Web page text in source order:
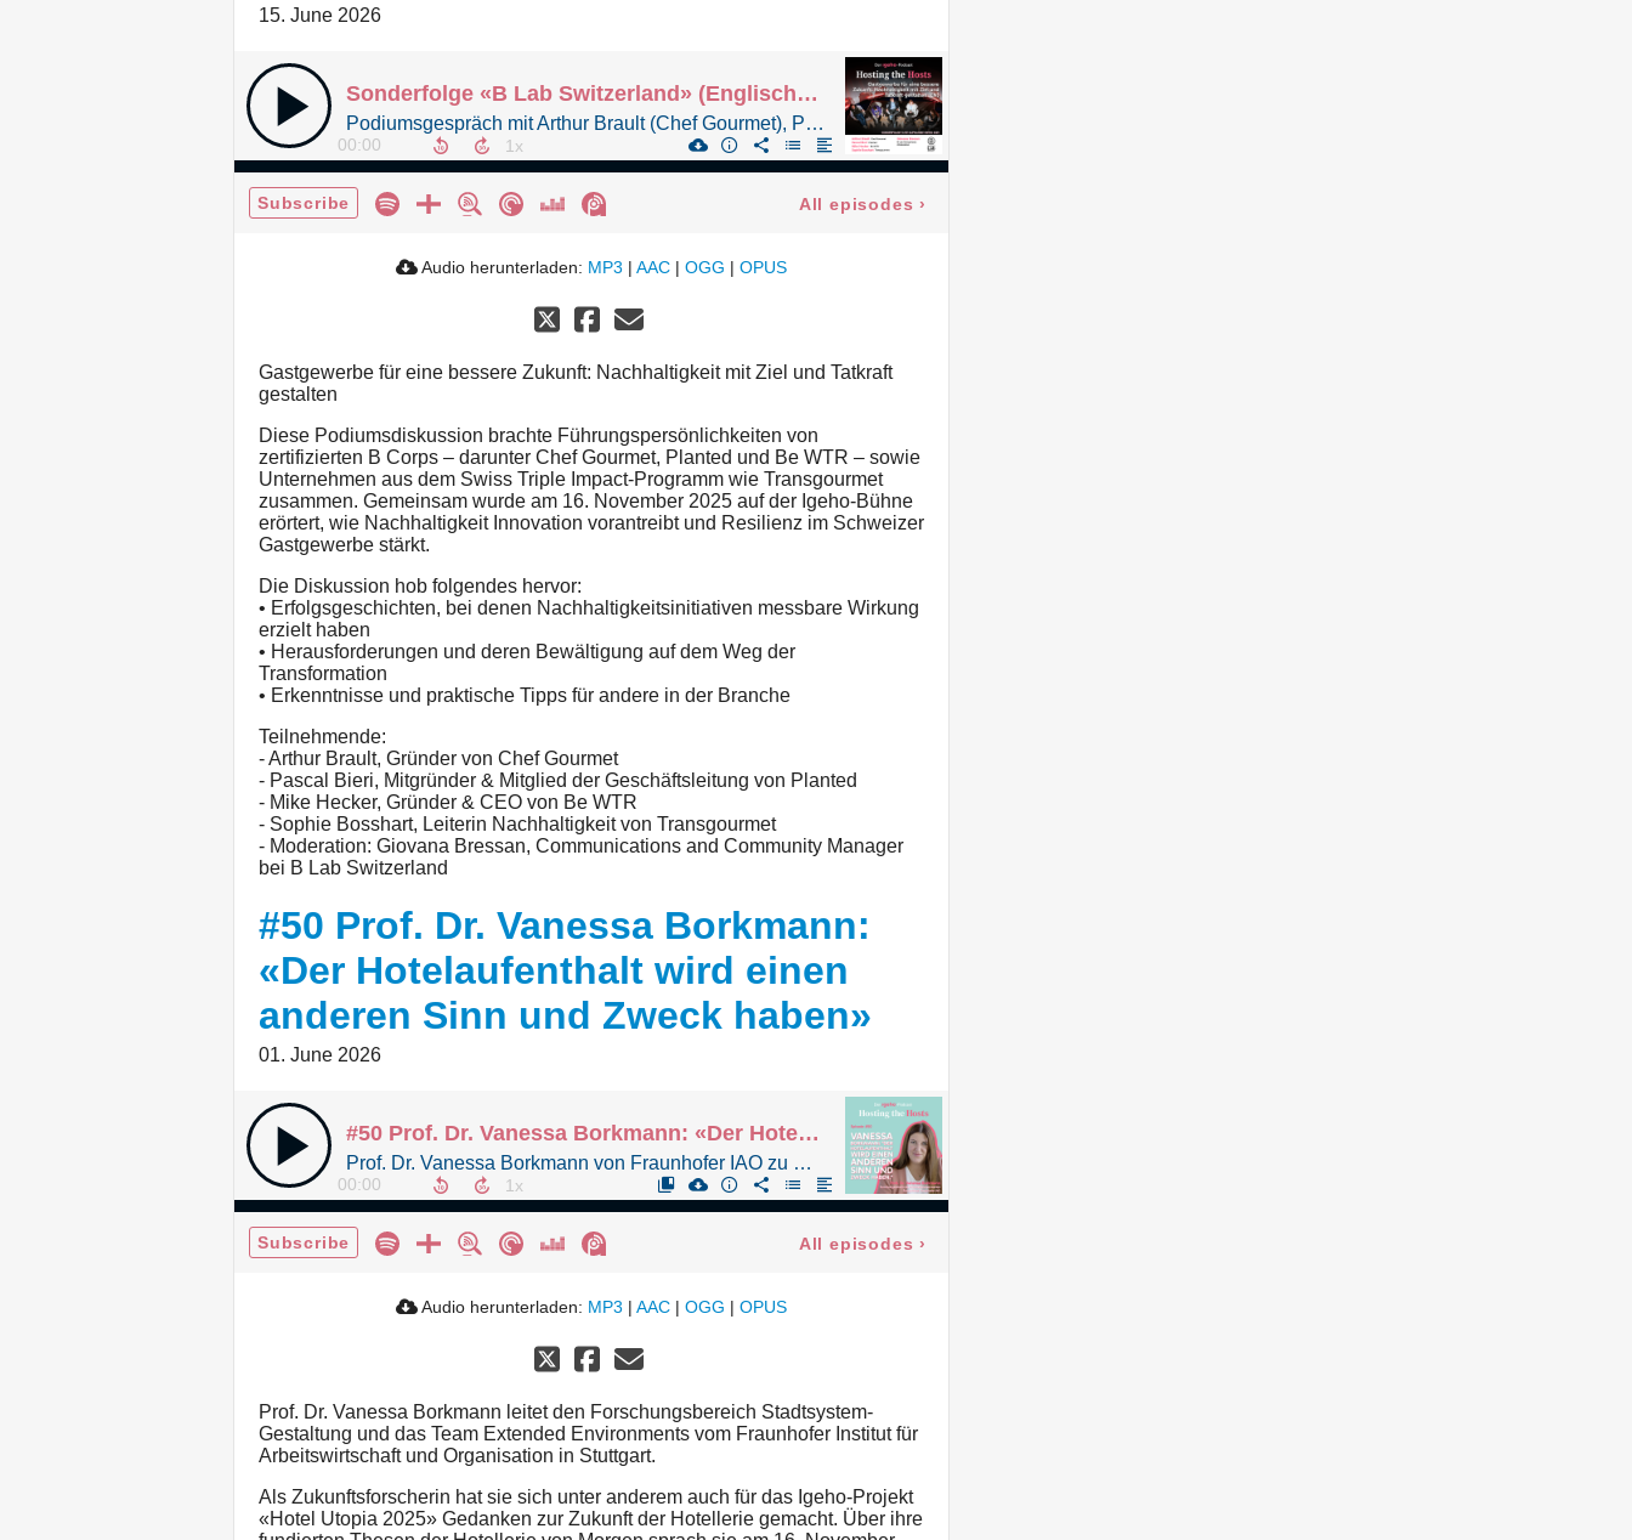
15. June 2026
Sonderfolge «B Lab Switzerland» (Englisch): Gastgewerbe für eine bessere Zukunft - Nachhaltigkeit gestalten
Podiumsgespräch mit Arthur Brault (Chef Gourmet), Pascal Bieri (Planted), Mike Hecker (Be WTR), Sophie Bosshart (Transgourmet) und Giovana Bressan (B Lab Switzerland)
00:00
Subscribe All episodes ›
Audio herunterladen: MP3 | AAC | OGG | OPUS
Gastgewerbe für eine bessere Zukunft: Nachhaltigkeit mit Ziel und Tatkraft
gestalten
Diese Podiumsdiskussion brachte Führungspersönlichkeiten von
zertifizierten B Corps – darunter Chef Gourmet, Planted und Be WTR – sowie
Unternehmen aus dem Swiss Triple Impact-Programm wie Transgourmet
zusammen. Gemeinsam wurde am 16. November 2025 auf der Igeho-Bühne
erörtert, wie Nachhaltigkeit Innovation vorantreibt und Resilienz im Schweizer
Gastgewerbe stärkt.
Die Diskussion hob folgendes hervor:
• Erfolgsgeschichten, bei denen Nachhaltigkeitsinitiativen messbare Wirkung
erzielt haben
• Herausforderungen und deren Bewältigung auf dem Weg der
Transformation
• Erkenntnisse und praktische Tipps für andere in der Branche
Teilnehmende:
- Arthur Brault, Gründer von Chef Gourmet
- Pascal Bieri, Mitgründer & Mitglied der Geschäftsleitung von Planted
- Mike Hecker, Gründer & CEO von Be WTR
- Sophie Bosshart, Leiterin Nachhaltigkeit von Transgourmet
- Moderation: Giovana Bressan, Communications and Community Manager
bei B Lab Switzerland
#50 Prof. Dr. Vanessa Borkmann:
«Der Hotelaufenthalt wird einen
anderen Sinn und Zweck haben»
01. June 2026
#50 Prof. Dr. Vanessa Borkmann: «Der Hotelaufenthalt wird einen anderen Sinn und Zweck haben»
Prof. Dr. Vanessa Borkmann von Fraunhofer IAO zu Gast im Igeho-Podcast «Hosting the Hosts»
00:00
Subscribe All episodes ›
Audio herunterladen: MP3 | AAC | OGG | OPUS
Prof. Dr. Vanessa Borkmann leitet den Forschungsbereich Stadtsystem-
Gestaltung und das Team Extended Environments vom Fraunhofer Institut für
Arbeitswirtschaft und Organisation in Stuttgart.
Als Zukunftsforscherin hat sie sich unter anderem auch für das Igeho-Projekt
«Hotel Utopia 2025» Gedanken zur Zukunft der Hotellerie gemacht. Über ihre